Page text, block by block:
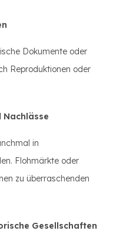
Dokumente oder
Reproduktionen oder
Nachlässe
in
Flohmärkte oder
zu überraschenden
Gesellschaften